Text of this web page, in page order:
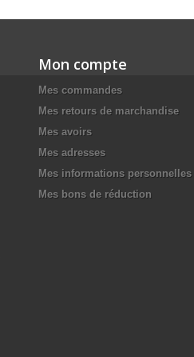
Mon compte
Mes commandes
Mes retours de marchandise
Mes avoirs
Mes adresses
Mes informations personnelles
Mes bons de réduction